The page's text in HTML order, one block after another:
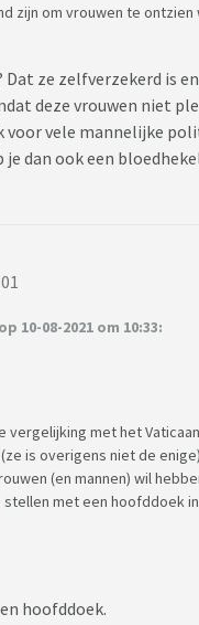
zijn om vrouwen te
Dat ze zelfverzekerd is
deze vrouwen niet
vele mannelijke
je dan ook een
10-08-2021 om 10:33:
vergelijking met het
is overigens niet de enige)
(en mannen) wil
met een hoofddoek
hoofddoek.